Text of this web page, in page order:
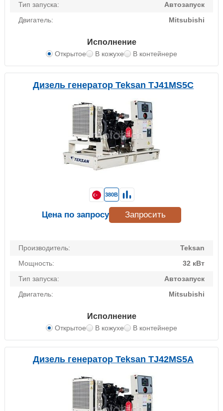
Тип запуска:
Автозапуск
Двигатель:
Mitsubishi
Исполнение
Открытое В кожухе В контейнере
Дизель генератор Teksan TJ41MS5C
Производитель:
Teksan
Мощность:
32 кВт
Тип запуска:
Автозапуск
Двигатель:
Mitsubishi
Исполнение
Открытое В кожухе В контейнере
380В
Цена по запросу Запросить
Дизель генератор Teksan TJ42MS5A